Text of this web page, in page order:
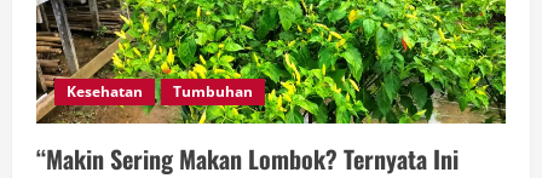
Kesehatan Tumbuhan
“Makin Sering Makan Lombok? Ternyata Ini